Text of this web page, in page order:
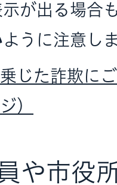
が出る場合
ように注意し
じた詐欺に
）
や市役